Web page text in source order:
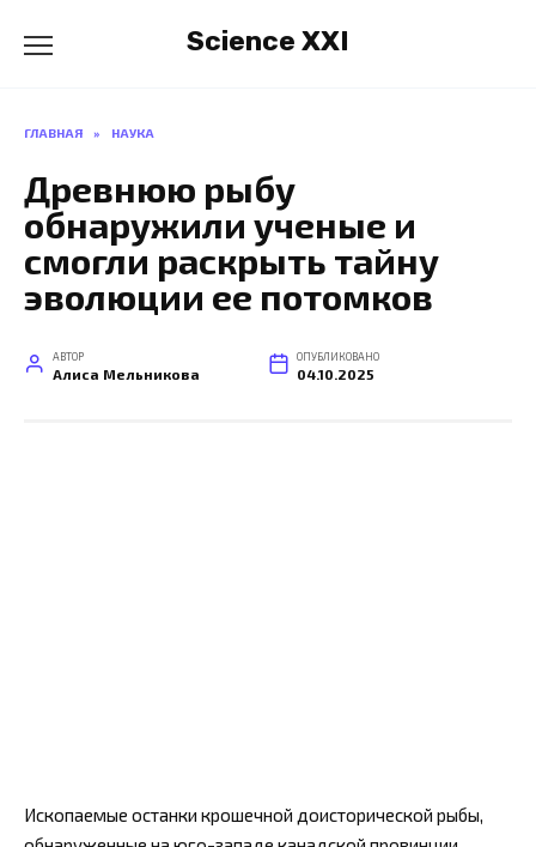
содержанию
Science XXI
ГЛАВНАЯ » НАУКА
Древнюю рыбу
обнаружили ученые и
смогли раскрыть тайну
эволюции ее потомков
АВТОР
Алиса Мельникова
ОПУБЛИКОВАНО
04.10.2025
Ископаемые останки крошечной доисторической рыбы,